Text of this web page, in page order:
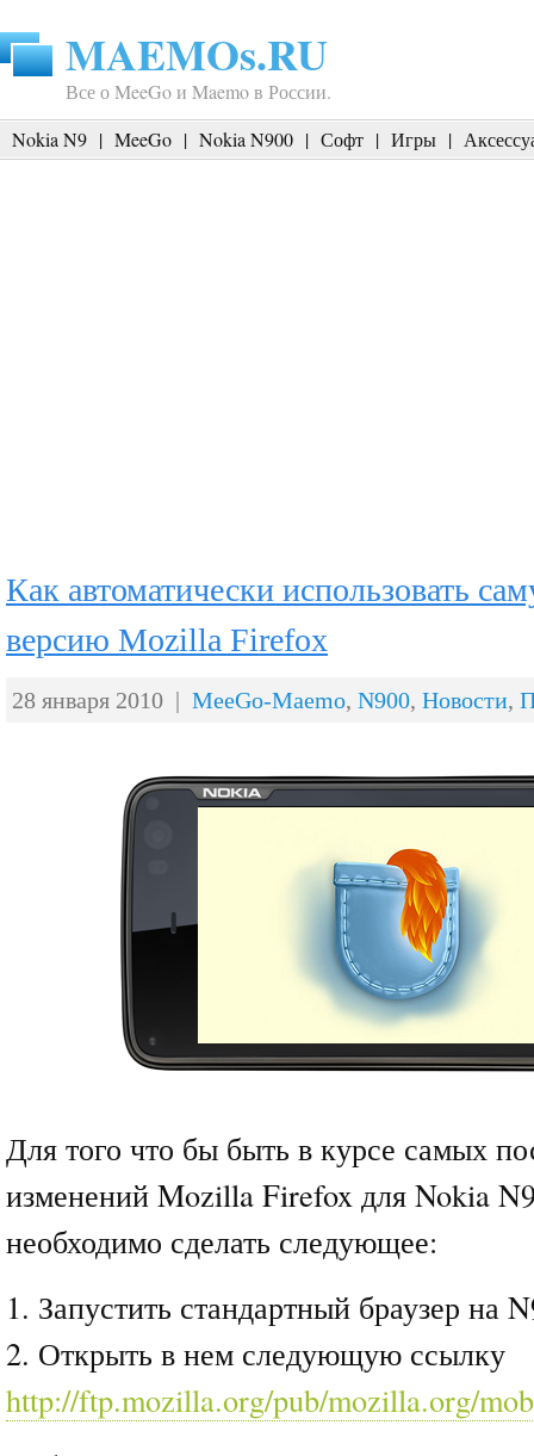
MAEMOs.RU
Все о MeeGo и Maemo в России.
Nokia N9 | MeeGo | Nokia N900 | Софт | Игры |
Как автоматически использовать
версию Mozilla Firefox
28 января 2010 | MeeGo-Maemo, N900, Новости,
Для того что бы быть в курсе самых
изменений Mozilla Firefox для Nokia
необходимо сделать следующее:
1. Запустить стандартный браузер на
2. Открыть в нем следующую ссылку
http://ftp.mozilla.org/pub/mozilla.org/